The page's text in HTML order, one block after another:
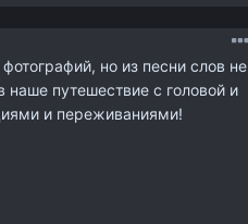
но из песни слов не
наше путешествие с головой и
и переживаниями!